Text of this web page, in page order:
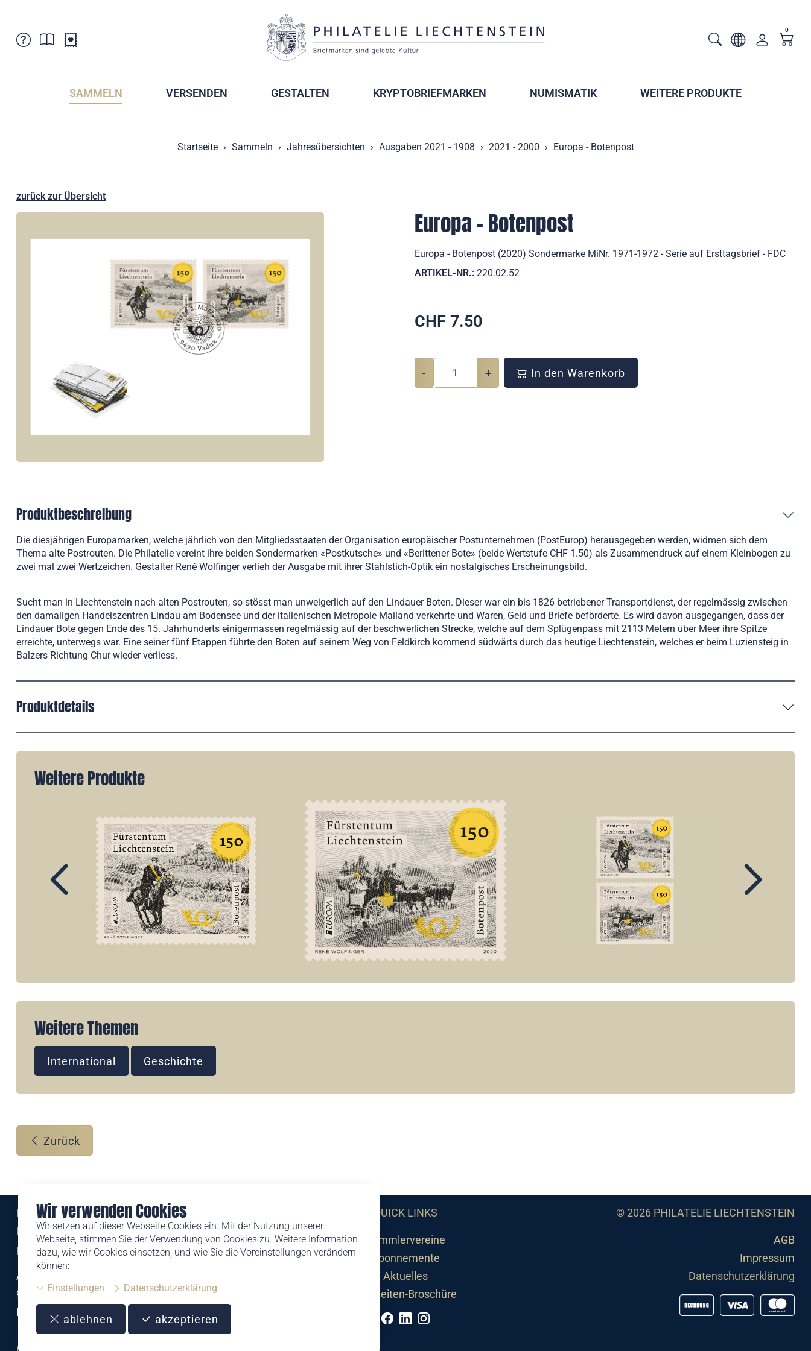
Wir verwenden Cookies
Wir setzen auf dieser Webseite Cookies ein. Mit der Nutzung unserer
Webseite, stimmen Sie der Verwendung von Cookies zu. Weitere Information
dazu, wie wir Cookies einsetzen, und wie Sie die Voreinstellungen verändern
können:
Einstellungen
Datenschutzerklärung
ablehnen akzeptieren
Verkaufsstellen
Postcrossing
Abonnemente
0
SAMMELN VERSENDEN GESTALTEN KRYPTOBRIEFMARKEN NUMISMATIK WEITERE PRODUKTE
Startseite Sammeln Jahresübersichten Ausgaben 2021 - 1908 2021 - 2000 Europa - Botenpost
zurück zur Übersicht
Europa - Botenpost
Europa - Botenpost (2020) Sondermarke MiNr. 1971-1972 - Serie auf Ersttagsbrief - FDC
ARTIKEL-NR.: 220.02.52
CHF 7.50
- + In den Warenkorb
Produktbeschreibung
Die diesjährigen Europamarken, welche jährlich von den Mitgliedsstaaten der Organisation europäischer Postunternehmen (PostEurop) herausgegeben werden, widmen sich dem
Thema alte Postrouten. Die Philatelie vereint ihre beiden Sondermarken «Postkutsche» und «Berittener Bote» (beide Wertstufe CHF 1.50) als Zusammendruck auf einem Kleinbogen zu
zwei mal zwei Wertzeichen. Gestalter René Wolfinger verlieh der Ausgabe mit ihrer Stahlstich-Optik ein nostalgisches Erscheinungsbild.
Sucht man in Liechtenstein nach alten Postrouten, so stösst man unweigerlich auf den Lindauer Boten. Dieser war ein bis 1826 betriebener Transportdienst, der regelmässig zwischen
den damaligen Handelszentren Lindau am Bodensee und der italienischen Metropole Mailand verkehrte und Waren, Geld und Briefe beförderte. Es wird davon ausgegangen, dass der
Lindauer Bote gegen Ende des 15. Jahrhunderts einigermassen regelmässig auf der beschwerlichen Strecke, welche auf dem Splügenpass mit 2113 Metern über Meer ihre Spitze
erreichte, unterwegs war. Eine seiner fünf Etappen führte den Boten auf seinem Weg von Feldkirch kommend südwärts durch das heutige Liechtenstein, welches er beim Luziensteig in
Balzers Richtung Chur wieder verliess.
Produktdetails
Weitere Produkte
Weitere Themen
International Geschichte
Zurück
Eine Marke der
Liechtensteinischen Post AG
post.li
Alte Zollstrasse 11
9494 Schaan
Liechtenstein
T +423 399 44 66
philatelie@post.li
QUICK LINKS
Sammlervereine
Abonnemente
Aktuelles
Neuheiten-Broschüre
© 2026 PHILATELIE LIECHTENSTEIN
AGB
Impressum
Datenschutzerklärung